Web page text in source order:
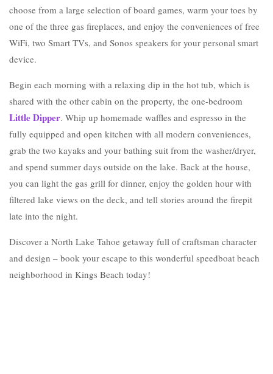
choose from a large selection of board games, warm your toes by
one of the three gas fireplaces, and enjoy the conveniences of free
WiFi, two Smart TVs, and Sonos speakers for your personal smart
device.
Begin each morning with a relaxing dip in the hot tub, which is
shared with the other cabin on the property, the one-bedroom
Little Dipper. Whip up homemade waffles and espresso in the
fully equipped and open kitchen with all modern conveniences,
grab the two kayaks and your bathing suit from the washer/dryer,
and spend summer days outside on the lake. Back at the house,
you can light the gas grill for dinner, enjoy the golden hour with
filtered lake views on the deck, and tell stories around the firepit
late into the night.
Discover a North Lake Tahoe getaway full of craftsman character
and design – book your escape to this wonderful speedboat beach
neighborhood in Kings Beach today!